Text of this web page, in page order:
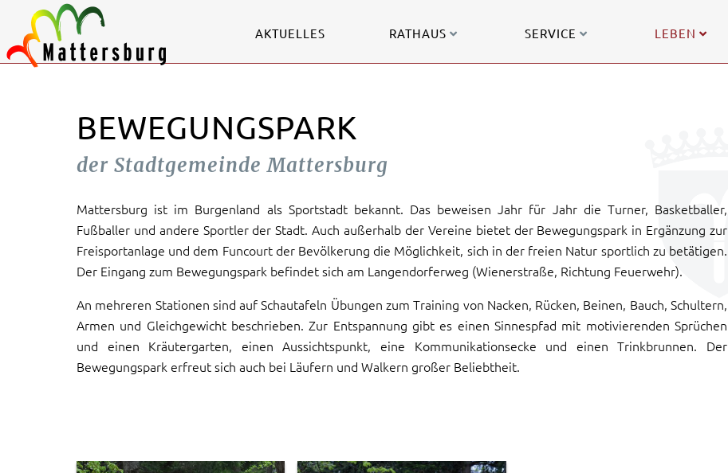
AKTUELLES RATHAUS SERVICE LEBEN
BEWEGUNGSPARK
der Stadtgemeinde Mattersburg
Mattersburg ist im Burgenland als Sportstadt bekannt. Das beweisen Jahr für Jahr die Turner, Basketballer,
Fußballer und andere Sportler der Stadt. Auch außerhalb der Vereine bietet der Bewegungspark in Ergänzung zur
Freisportanlage und dem Funcourt der Bevölkerung die Möglichkeit, sich in der freien Natur sportlich zu betätigen.
Der Eingang zum Bewegungspark befindet sich am Langendorferweg (Wienerstraße, Richtung Feuerwehr).
An mehreren Stationen sind auf Schautafeln Übungen zum Training von Nacken, Rücken, Beinen, Bauch, Schultern,
Armen und Gleichgewicht beschrieben. Zur Entspannung gibt es einen Sinnespfad mit motivierenden Sprüchen
und einen Kräutergarten, einen Aussichtspunkt, eine Kommunikationsecke und einen Trinkbrunnen. Der
Bewegungspark erfreut sich auch bei Läufern und Walkern großer Beliebtheit.